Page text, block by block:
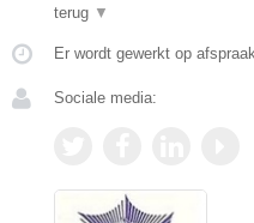
terug ▼
Er wordt gewerkt op afspraak.
Sociale media: